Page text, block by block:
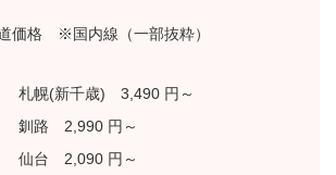
価格 ※国内線（一部抜粋）
札幌(新千歳) 3,490 円～
釧路 2,990 円～
仙台 2,090 円～